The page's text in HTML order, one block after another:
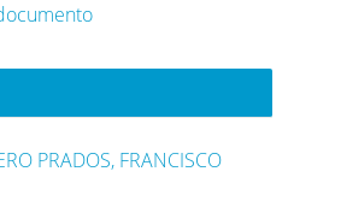
PRADOS, FRANCISCO